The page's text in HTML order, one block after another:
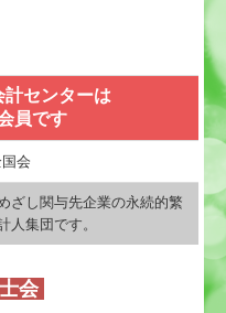
センターは
員です
ざし関与先企業の永続的繁
人集団です。
会